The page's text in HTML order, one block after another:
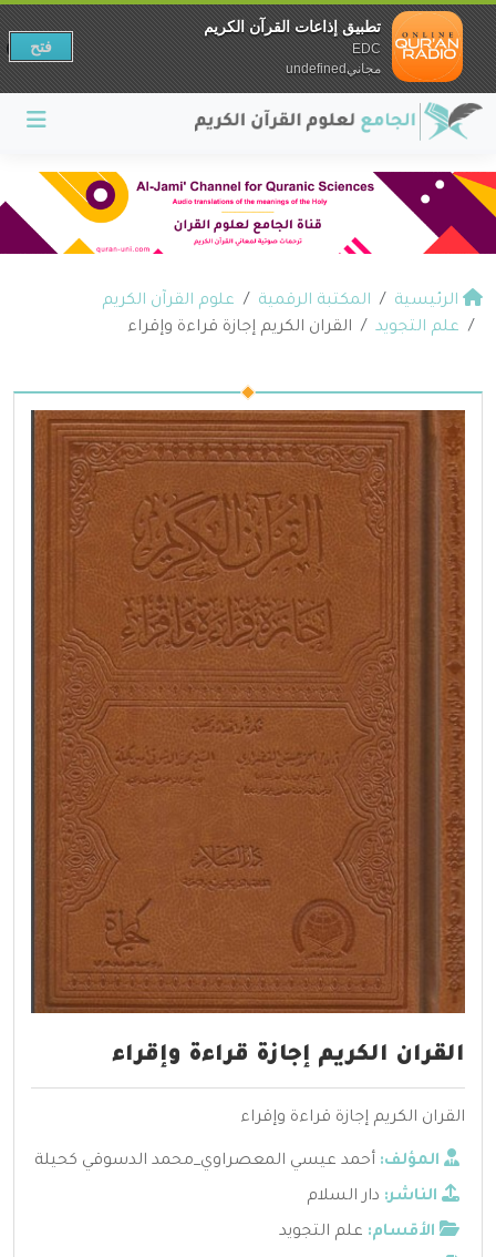
الرئيسية المكتبة الرقمية
علوم القرآن الكريم
علم التجويد
القران الكريم إجازة قراءة وإقراء
القران الكريم إجازة قراءة وإقراء
القران الكريم إجازة قراءة وإقراء
المؤلف: أحمد عيسي المعصراوي_محمد الدسوقي كحيلة
الناشر: دار السلام
الأقسام: علم التجويد
تطبيق إذاعات القرآن الكريم
EDC
مجانيundefined
فتح